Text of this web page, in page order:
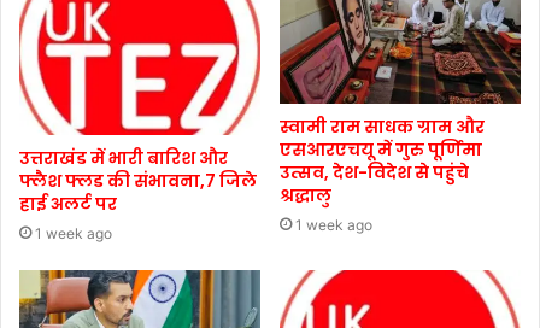
उत्तराखंड में भारी बारिश और
फ्लैश फ्लड की संभावना,7 जिले
हाई अलर्ट पर
1 week ago
स्वामी राम साधक ग्राम और
एसआरएचयू में गुरु पूर्णिमा
उत्सव, देश-विदेश से पहुंचे
श्रद्धालु
1 week ago